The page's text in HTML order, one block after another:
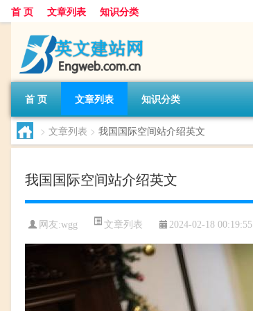
首 页 文章列表 知识分类
首 页 文章列表 知识分类
> 文章列表 > 我国国际空间站介绍英文
我国国际空间站介绍英文
网友:wgg 文章列表 2024-02-18 00:19:55